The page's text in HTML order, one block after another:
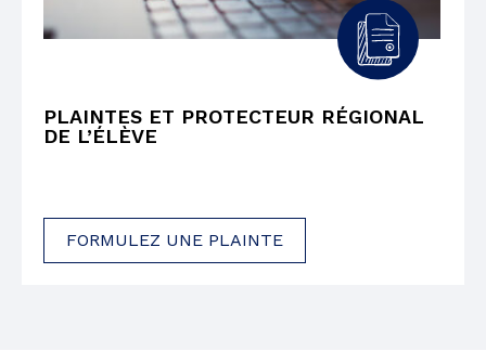
PLAINTES ET PROTECTEUR RÉGIONAL
DE L’ÉLÈVE
FORMULEZ UNE PLAINTE